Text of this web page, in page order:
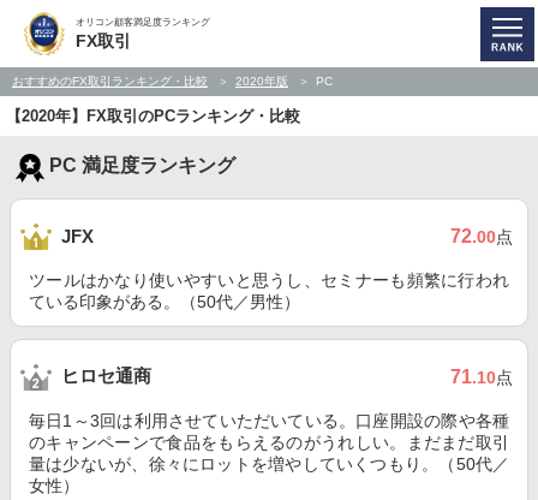
オリコン顧客満足度ランキング
FX取引
おすすめのFX取引ランキング・比較 2020年版 PC
【2020年】FX取引のPCランキング・比較
PC 満足度ランキング
JFX 72.00点
ツールはかなり使いやすいと思うし、セミナーも頻繁に行われ
ている印象がある。（50代／男性）
ヒロセ通商 71.10点
毎日1～3回は利用させていただいている。口座開設の際や各種
のキャンペーンで食品をもらえるのがうれしい。まだまだ取引
量は少ないが、徐々にロットを増やしていくつもり。（50代／
女性）